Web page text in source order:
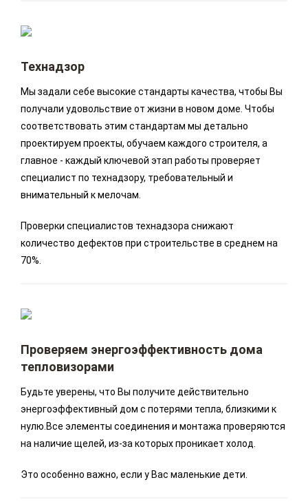
Технадзор
Мы задали себе высокие стандарты качества, чтобы Вы
получали удовольствие от жизни в новом доме. Чтобы
соответствовать этим стандартам мы детально
проектируем проекты, обучаем каждого строителя, а
главное - каждый ключевой этап работы проверяет
специалист по технадзору, требовательный и
внимательный к мелочам.
Проверки специалистов технадзора снижают
количество дефектов при строительстве в среднем на
70%.
Проверяем энергоэффективность дома
тепловизорами
Будьте уверены, что Вы получите действительно
энергоэффективный дом с потерями тепла, близкими к
нулю.Все элементы соединения и монтажа проверяются
на наличие щелей, из-за которых проникает холод.
Это особенно важно, если у Вас маленькие дети.